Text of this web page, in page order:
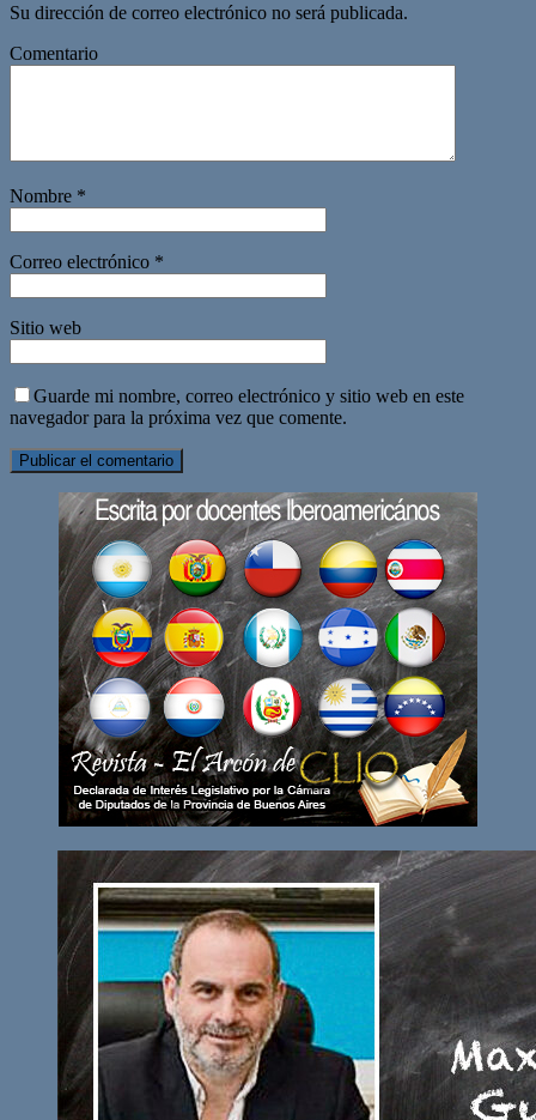
Su dirección de correo electrónico no será publicada.
Comentario
Nombre *
Correo electrónico *
Sitio web
Guarde mi nombre, correo electrónico y sitio web en este
navegador para la próxima vez que comente.